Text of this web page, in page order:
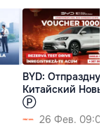
BYD:
Китайский Новый
Ⓟ
26 Фев. 09:00